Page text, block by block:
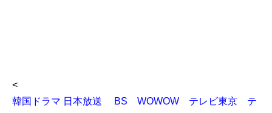
<
韓国ドラマ 日本放送 BS WOWOW テレビ東京 テ